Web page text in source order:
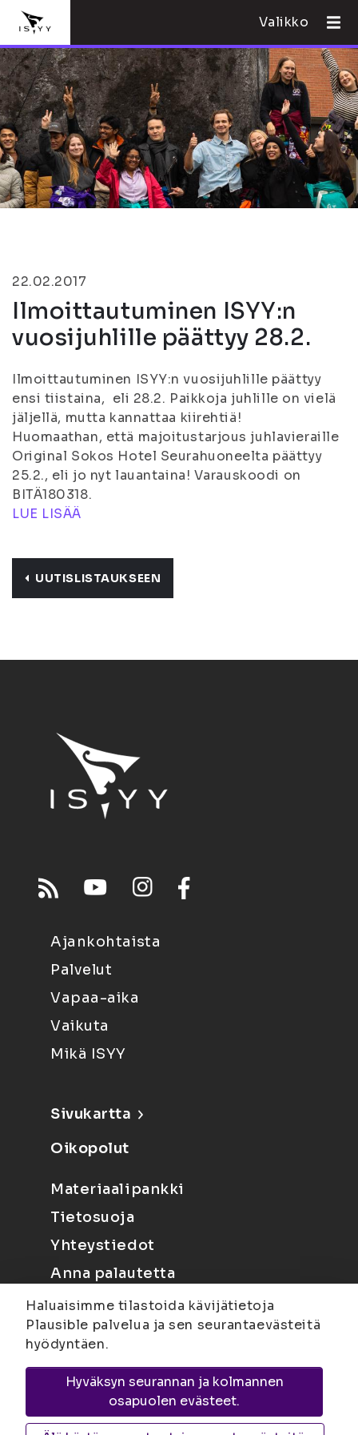
Valikko
22.02.2017
Ilmoittautuminen ISYY:n
vuosijuhlille päättyy 28.2.
Ilmoittautuminen ISYY:n vuosijuhlille päättyy
ensi tiistaina, eli 28.2. Paikkoja juhlille on vielä
jäljellä, mutta kannattaa kiirehtiä!
Huomaathan, että majoitustarjous juhlavieraille
Original Sokos Hotel Seurahuoneelta päättyy
25.2., eli jo nyt lauantaina! Varauskoodi on
BITÄ180318.
LUE LISÄÄ
UUTISLISTAUKSEEN
Ajankohtaista
Palvelut
Vapaa-aika
Vaikuta
Mikä ISYY
Sivukartta
Oikopolut
Materiaalipankki
Tietosuoja
Yhteystiedot
Anna palautetta
Joensuu
Suvantokatu 6, 80100 Joensuu |
KuopioYliopistonranta 15, PL 1627, 70211
Haluaisimme tilastoida kävijätietoja
Plausible palvelua ja sen seurantaevästeitä
hyödyntäen.
Hyväksyn seurannan ja kolmannen
osapuolen evästeet.